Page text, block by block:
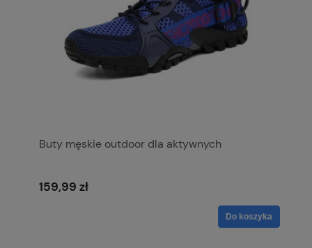
Buty męskie outdoor dla aktywnych
159,99 zł
Do koszyka